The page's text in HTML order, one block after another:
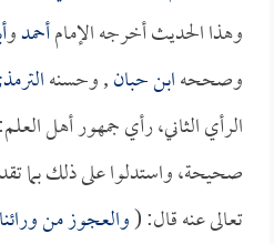
وهذا الحديث أخرجه الإمامأحمدو
وصححهابن حبان, وحسنه
الرأي الثاني، رأي جمهور أهل
صحيحة، واستدلوا على ذلك بما
تعالى عنه قال: (والعجوز من